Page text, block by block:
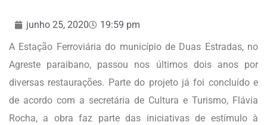
junho 25, 2020
19:59 pm
A Estação Ferroviária do município de Duas Estradas, no
Agreste paraibano, passou nos últimos dois anos por
diversas restaurações. Parte do projeto já foi concluído e
de acordo com a secretária de Cultura e Turismo, Flávia
Rocha, a obra faz parte das iniciativas de estímulo à